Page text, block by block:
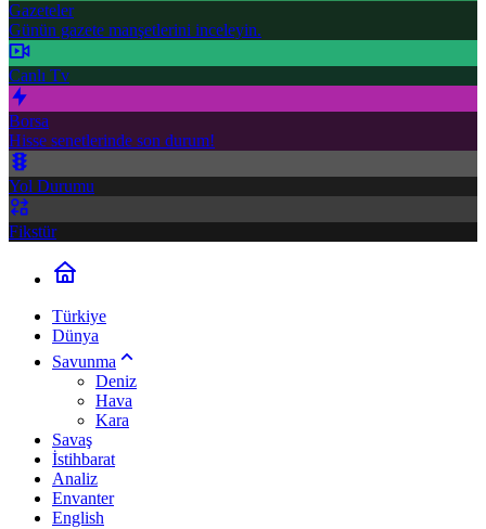
Gazeteler
Günün gazete manşetlerini inceleyin.
Canlı Tv
Borsa
Hisse senetlerinde son durum!
Yol Durumu
Fikstür
Türkiye
Dünya
Savunma
Deniz
Hava
Kara
Savaş
İstihbarat
Analiz
Envanter
English